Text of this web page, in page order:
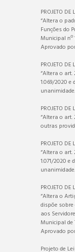
PROJETO
“Altera o
Funções do
Municipal nº
Aprovado
PROJETO
“Altera o art.
1.069/2020
unanimidade.
PROJETO
“Altera o art.
outras
PROJETO
“Altera o art.
1.071/2020
unanimidade.
PROJETO
“Altera o
dispõe
aos
Municipal de
Aprovado
Projeto de